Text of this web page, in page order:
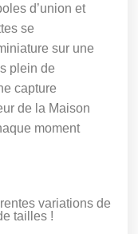
d’union et
se
sur une
plein de
capture
de la Maison
moment
variations de
tailles !